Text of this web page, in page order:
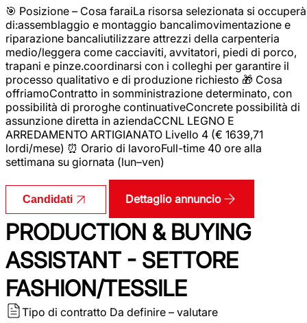
🎯 Posizione – Cosa faraiLa risorsa selezionata si occuperà
di:assemblaggio e montaggio bancalimovimentazione e
riparazione bancaliutilizzare attrezzi della carpenteria
medio/leggera come cacciaviti, avvitatori, piedi di porco,
trapani e pinze.coordinarsi con i colleghi per garantire il
processo qualitativo e di produzione richiesto 🎁 Cosa
offriamoContratto in somministrazione determinato, con
possibilità di proroghe continuativeConcrete possibilità di
assunzione diretta in aziendaCCNL LEGNO E
ARREDAMENTO ARTIGIANATO Livello 4 (€ 1639,71
lordi/mese) ⏰ Orario di lavoroFull-time 40 ore alla
settimana su giornata (lun–ven)
Candidati Dettaglio annuncio
PRODUCTION & BUYING
ASSISTANT - SETTORE
FASHION/TESSILE
Tipo di contratto Da definire – valutare